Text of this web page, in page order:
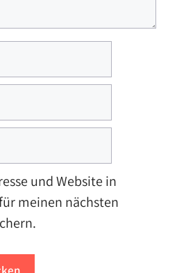
und Website in
meinen nächsten